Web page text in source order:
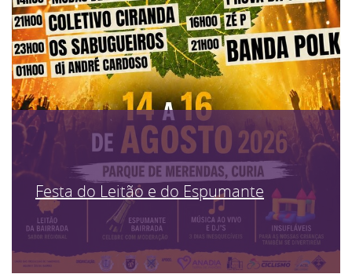
Festa do Leitão e do Espumante